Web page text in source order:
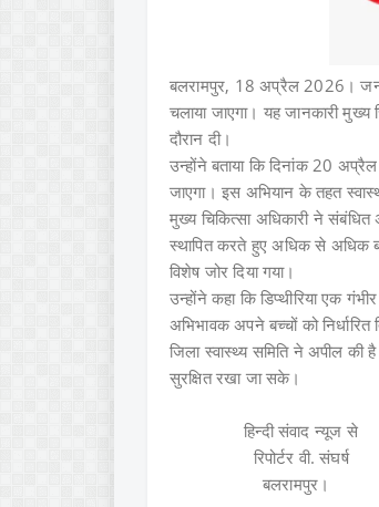
बलरामपुर, 18 अप्रैल 2026।
चलाया जाएगा। यह जानकारी मुख्य
दौरान दी।
उन्होंने बताया कि दिनांक 20 अप्रैल
जाएगा। इस अभियान के तहत
मुख्य चिकित्सा अधिकारी ने संबंधित
स्थापित करते हुए अधिक से अधिक
विशेष जोर दिया गया।
उन्होंने कहा कि डिप्थीरिया एक
अभिभावक अपने बच्चों को
जिला स्वास्थ्य समिति ने अपील की
सुरक्षित रखा जा सके।
हिन्दी संवाद न्यूज से
रिपोर्टर वी. संघर्ष
बलरामपुर।